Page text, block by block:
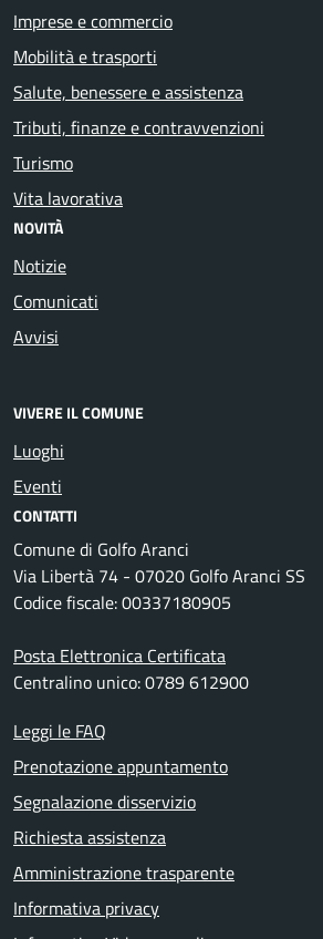
Imprese e commercio
Mobilità e trasporti
Salute, benessere e assistenza
Tributi, finanze e contravvenzioni
Turismo
Vita lavorativa
NOVITÀ
Notizie
Comunicati
Avvisi
VIVERE IL COMUNE
Luoghi
Eventi
CONTATTI
Comune di Golfo Aranci
Via Libertà 74 - 07020 Golfo Aranci SS
Codice fiscale: 00337180905
Posta Elettronica Certificata
Centralino unico: 0789 612900
Leggi le FAQ
Prenotazione appuntamento
Segnalazione disservizio
Richiesta assistenza
Amministrazione trasparente
Informativa privacy